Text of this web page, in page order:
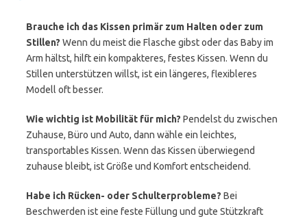
Brauche ich das Kissen primär zum Halten oder zum
Stillen? Wenn du meist die Flasche gibst oder das Baby im
Arm hältst, hilft ein kompakteres, festes Kissen. Wenn du
Stillen unterstützen willst, ist ein längeres, flexibleres
Modell oft besser.
Wie wichtig ist Mobilität für mich? Pendelst du zwischen
Zuhause, Büro und Auto, dann wähle ein leichtes,
transportables Kissen. Wenn das Kissen überwiegend
zuhause bleibt, ist Größe und Komfort entscheidend.
Habe ich Rücken- oder Schulterprobleme? Bei
Beschwerden ist eine feste Füllung und gute Stützkraft